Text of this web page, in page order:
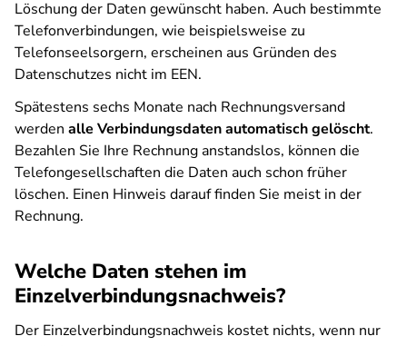
Löschung der Daten gewünscht haben. Auch bestimmte
Telefonverbindungen, wie beispielsweise zu
Telefonseelsorgern, erscheinen aus Gründen des
Datenschutzes nicht im EEN.
Spätestens sechs Monate nach Rechnungsversand
werden alle Verbindungsdaten automatisch gelöscht.
Bezahlen Sie Ihre Rechnung anstandslos, können die
Telefongesellschaften die Daten auch schon früher
löschen. Einen Hinweis darauf finden Sie meist in der
Rechnung.
Welche Daten stehen im
Einzelverbindungsnachweis?
Der Einzelverbindungsnachweis kostet nichts, wenn nur